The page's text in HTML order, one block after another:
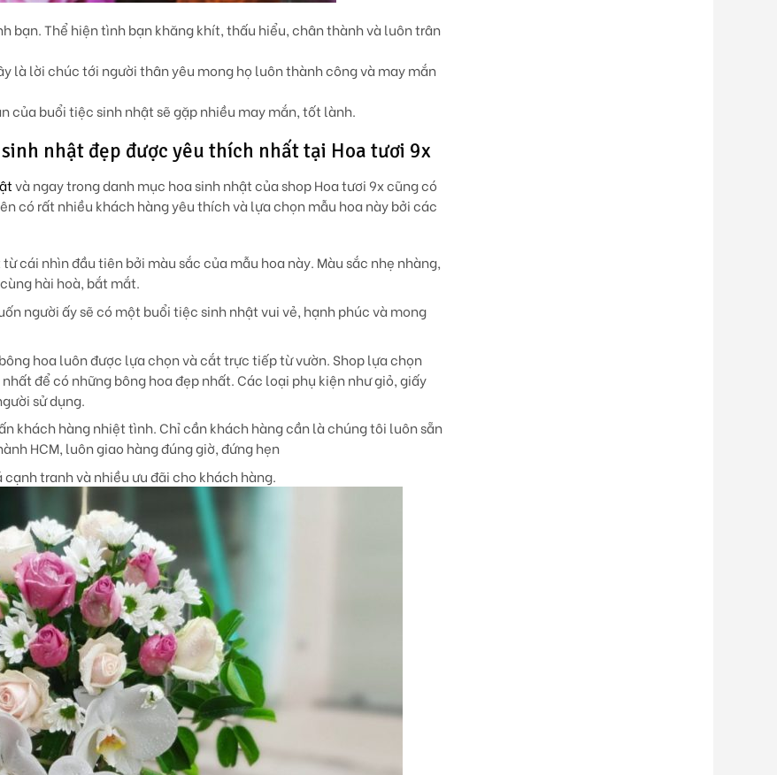
bạn. Thể hiện tình bạn khăng khít, thấu hiểu, chân thành và luôn trân
là lời chúc tới người thân yêu mong họ luôn thành công và may mắn
của buổi tiệc sinh nhật sẽ gặp nhiều may mắn, tốt lành.
nhật đẹp được yêu thích nhất tại Hoa tươi 9x
và ngay trong danh mục hoa sinh nhật của shop Hoa tươi 9x cũng có
có rất nhiều khách hàng yêu thích và lựa chọn mẫu hoa này bởi các
cái nhìn đầu tiên bởi màu sắc của mẫu hoa này. Màu sắc nhẹ nhàng,
hài hoà, bắt mắt.
người ấy sẽ có một buổi tiệc sinh nhật vui vẻ, hạnh phúc và mong
hoa luôn được lựa chọn và cắt trực tiếp từ vườn. Shop lựa chọn
để có những bông hoa đẹp nhất. Các loại phụ kiện như giỏ, giấy
sử dụng.
khách hàng nhiệt tình. Chỉ cần khách hàng cần là chúng tôi luôn sẵn
HCM, luôn giao hàng đúng giờ, đứng hẹn
cạnh tranh và nhiều ưu đãi cho khách hàng.